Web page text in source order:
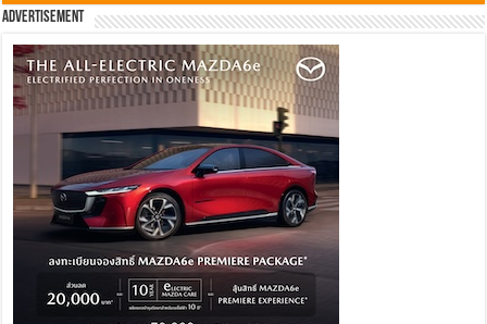
Advertisement